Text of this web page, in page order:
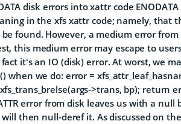
disk errors into xattr code ENODATA
in the xfs xattr code; namely, that
found. However, a medium error
this medium error may escape to
it's an IO (disk) error. At worst, we
when we do: error =
xfs_trans_brelse(args->trans, bp); return
error from disk leaves us with a null
will then null-deref it. As discussed on